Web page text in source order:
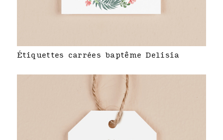
Étiquettes carrées baptême Delisia